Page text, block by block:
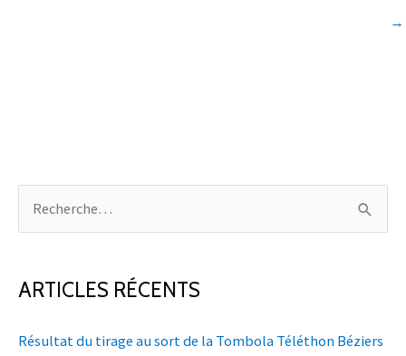
→
e
h
r
ARTICLES RÉCENTS
Résultat du tirage au sort de la Tombola Téléthon Béziers